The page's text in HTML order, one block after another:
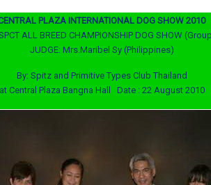
PLAZA INTERNATIONAL DOG SHOW 2010
ALL BREED CHAMPIONSHIP DOG SHOW
JUDGE: Mrs.Maribel Sy (Philippines)
By: Spitz and Primitive Types Club Thailand
at Central Plaza Bangna Hall Date : 22 August 2010